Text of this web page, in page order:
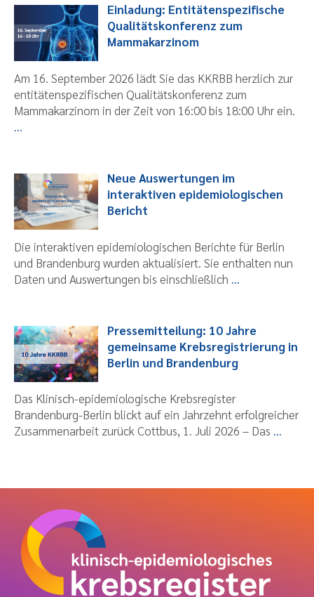
Einladung: Entitätenspezifische
Qualitätskonferenz zum
Mammakarzinom
Am 16. September 2026 lädt Sie das KKRBB herzlich zur
entitätenspezifischen Qualitätskonferenz zum
Mammakarzinom in der Zeit von 16:00 bis 18:00 Uhr ein.
...
Neue Auswertungen im
interaktiven epidemiologischen
Bericht
Die interaktiven epidemiologischen Berichte für Berlin
und Brandenburg wurden aktualisiert. Sie enthalten nun
Daten und Auswertungen bis einschließlich ...
Pressemitteilung: 10 Jahre
gemeinsame Krebsregistrierung in
Berlin und Brandenburg
Das Klinisch-epidemiologische Krebsregister
Brandenburg-Berlin blickt auf ein Jahrzehnt erfolgreicher
Zusammenarbeit zurück Cottbus, 1. Juli 2026 – Das ...